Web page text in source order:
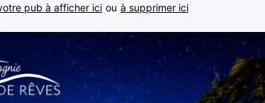
pub à afficher ici ou à supprimer ici